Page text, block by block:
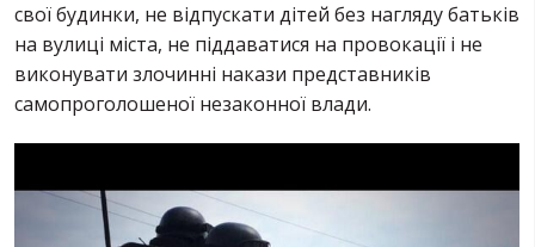
свої будинки, не відпускати дітей без нагляду батьків
на вулиці міста, не піддаватися на провокації і не
виконувати злочинні накази представників
самопроголошеної незаконної влади.